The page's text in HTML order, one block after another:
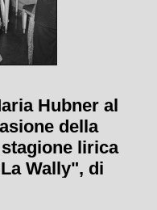
Hubner al
della
lirica
Wally", di